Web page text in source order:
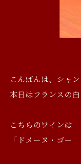
こんばんは、シャ
本日はフランスの
こちらのワインは
「ドメーヌ・ゴー